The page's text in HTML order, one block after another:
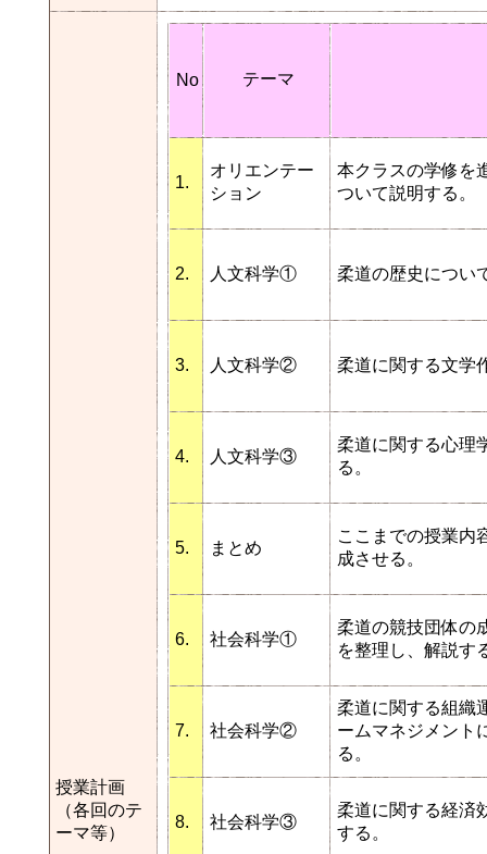
授業計画
（各回のテ
ーマ等）
No テーマ
1.
オリエンテー
ション
本クラスの学修を
ついて説明する。
2. 人文科学① 柔道の歴史につい
3. 人文科学② 柔道に関する文学
4. 人文科学③
柔道に関する心理
る。
5. まとめ
ここまでの授業内
成させる。
6. 社会科学①
柔道の競技団体の
を整理し、解説す
7. 社会科学②
柔道に関する組織
ームマネジメント
る。
8. 社会科学③
柔道に関する経済
する。